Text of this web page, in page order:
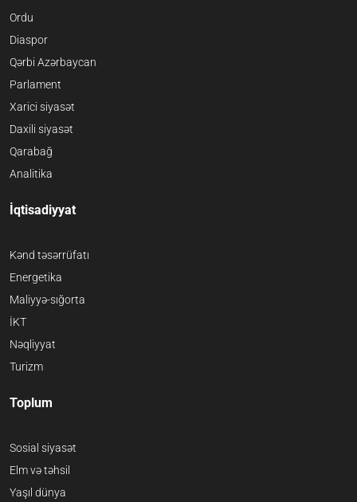
Ordu
Diaspor
Qərbi Azərbaycan
Parlament
Xarici siyasət
Daxili siyasət
Qarabağ
Analitika
İqtisadiyyat
Kənd təsərrüfatı
Energetika
Maliyyə-sığorta
İKT
Nəqliyyat
Turizm
Toplum
Sosial siyasət
Elm və təhsil
Yaşıl dünya